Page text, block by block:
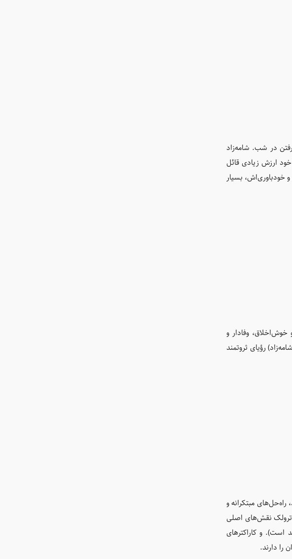
در شب. شامه‌زاد
ارزش زیادی قائل
خودباوری‌اش، بسیار
وفادار و
رؤیای ثروتمند
مبتکرانه و
ترولک نقش‌های اصلی
است). و کاراکترهای
دارند.